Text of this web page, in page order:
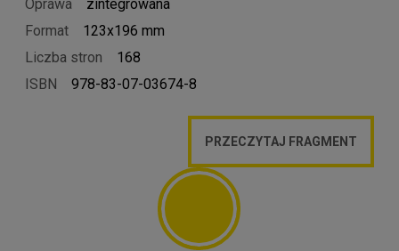
Oprawa
zintegrowana
Format
123x196 mm
Liczba stron
168
ISBN
978-83-07-03674-8
PRZECZYTAJ FRAGMENT